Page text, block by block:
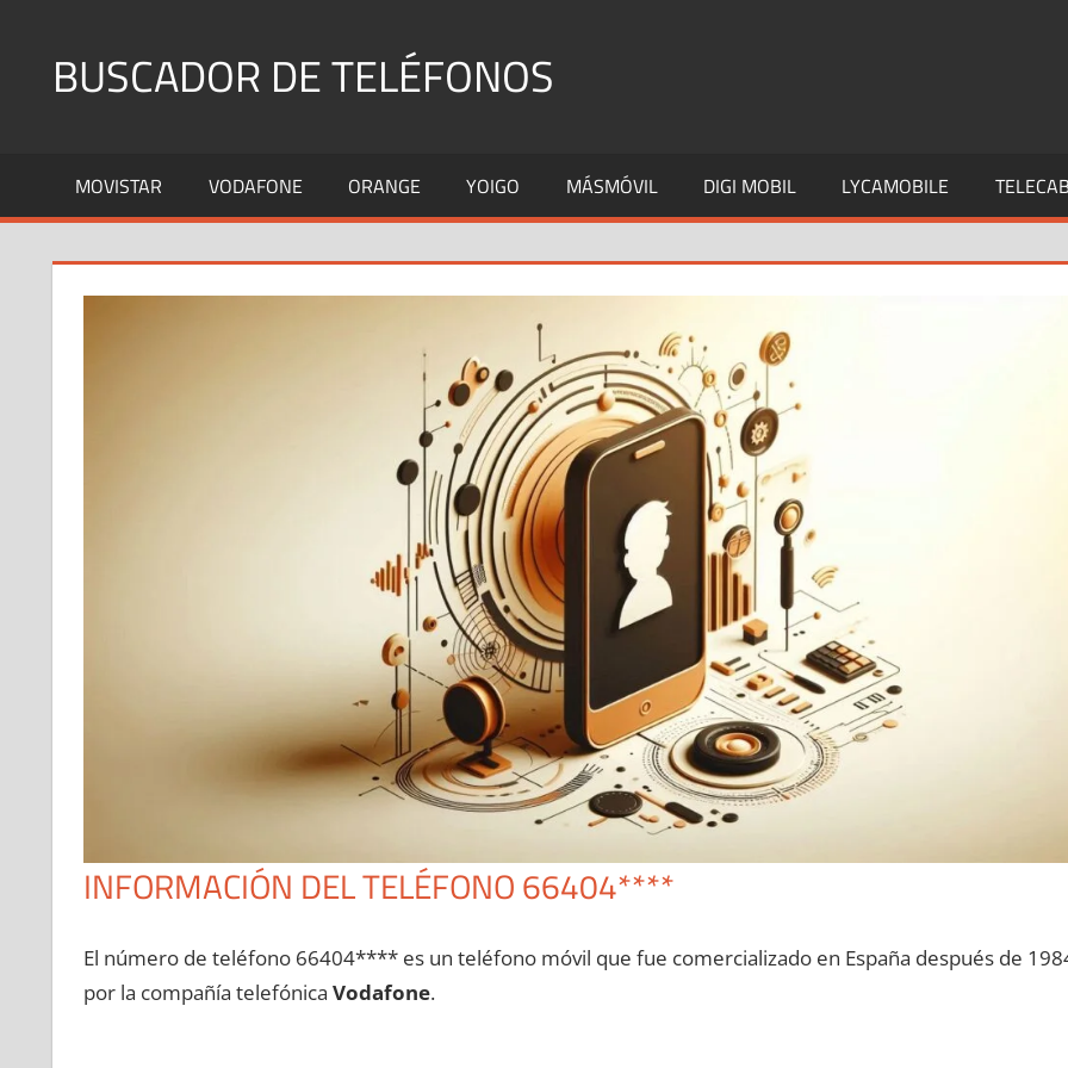
contenidoBUSCADOR DE TELÉFONOS
Fijos
y
MOVISTAR VODAFONE ORANGE YOIGO MÁSMÓVIL DIGI MOBIL LYCAMOBILE
INFORMACIÓN DEL TELÉFONO 66404****
El número dе teléfono 66404**** es un teléfono móvil quе fue comercializado en España después dе
pοr la compañía telefónica Vodafone.